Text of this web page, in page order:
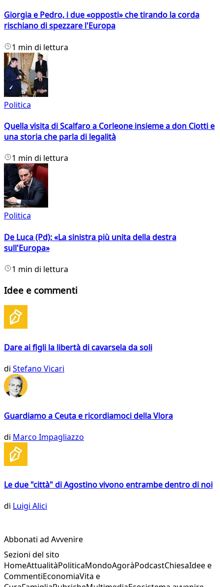
Giorgia e Pedro, i due «opposti» che tirando la corda
rischiano di spezzare l'Europa
1 min di lettura
Politica
Quella visita di Scalfaro a Corleone insieme a don Ciotti e
una storia che parla di legalità
1 min di lettura
Politica
De Luca (Pd): «La sinistra più unita della destra
sull'Europa»
1 min di lettura
Idee e commenti
Dare ai figli la libertà di cavarsela da soli
di Stefano Vicari
Guardiamo a Ceuta e ricordiamoci della Vlora
di Marco Impagliazzo
Le due "città" di Agostino vivono entrambe dentro di noi
di Luigi Alici
Abbonati ad Avvenire
Sezioni del sito
HomeAttualitàPoliticaMondoAgoràPodcastChiesaIdee e
CommentiEconomiaVita e